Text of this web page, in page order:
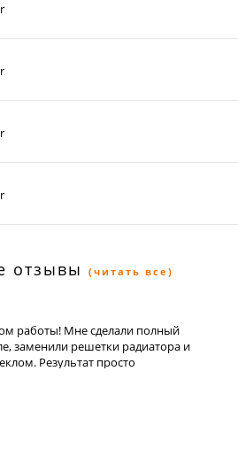
отзывы (читать все)
работы! Мне сделали полный
заменили решетки радиатора и
Результат просто